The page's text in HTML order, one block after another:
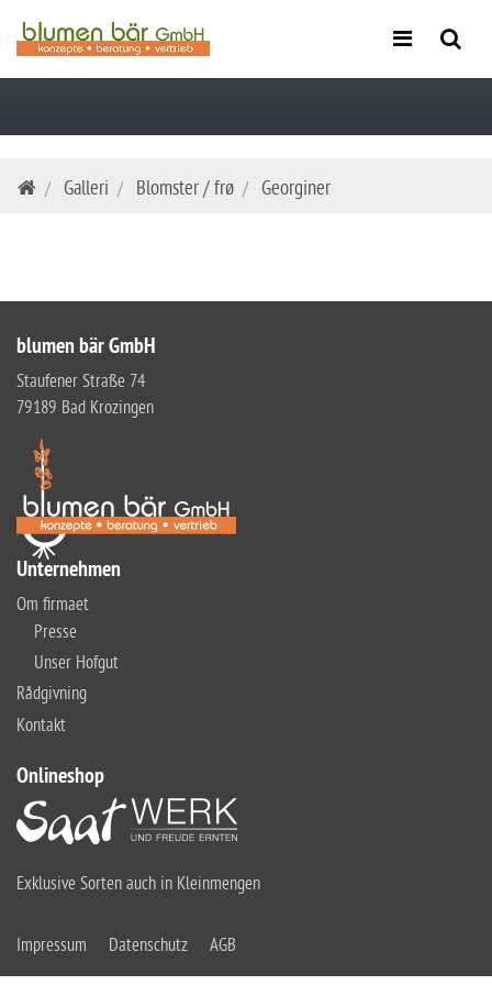
navigationGalleri Blomster / frø Georginer
blumen bär GmbH
Staufener Straße 74
79189 Bad Krozingen
Unternehmen
Om firmaet
Presse
Unser Hofgut
Rådgivning
Kontakt
Onlineshop
Exklusive Sorten auch in Kleinmengen
Impressum Datenschutz AGB